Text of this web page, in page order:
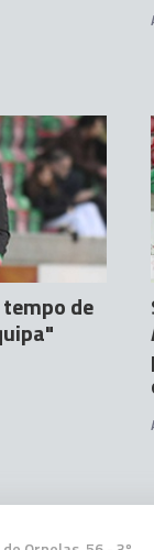
de